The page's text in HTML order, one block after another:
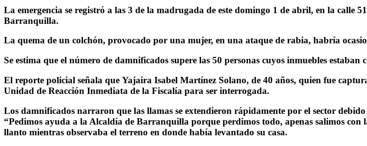
La emergencia se registró a las 3 de la madrugada de este domingo 1 de abril, en la calle
Barranquilla.
La quema de un colchón, provocado por una mujer, en una ataque de rabia, habría
Se estima que el número de damnificados supere las 50 personas cuyos inmuebles estaban
El reporte policial señala que Yajaira Isabel Martínez Solano, de 40 años, quien fue
Unidad de Reacción Inmediata de la Fiscalía para ser interrogada.
Los damnificados narraron que las llamas se extendieron rápidamente por el sector
“Pedimos ayuda a la Alcaldía de Barranquilla porque perdimos todo, apenas salimos
llanto mientras observaba el terreno en donde había levantado su casa.